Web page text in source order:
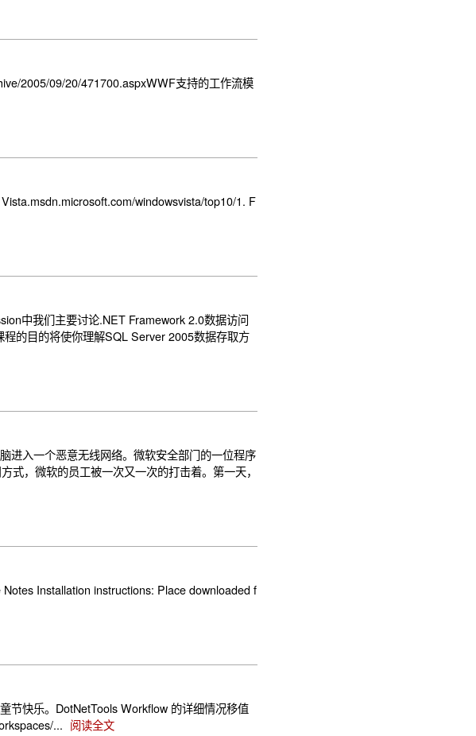
2005/09/20/471700.aspxWWF支持的工作流模
windowsvista/top10/1. F
中我们主要讨论.NET Framework 2.0数据访问
的目的将使你理解SQL Server 2005数据存取方
进入一个恶意无线网络。微软安全部门的一位程序
，微软的员工被一次又一次的打击着。第一天，
Installation instructions: Place downloaded f
节快乐。DotNetTools Workflow 的详细情况移值
... 阅读全文